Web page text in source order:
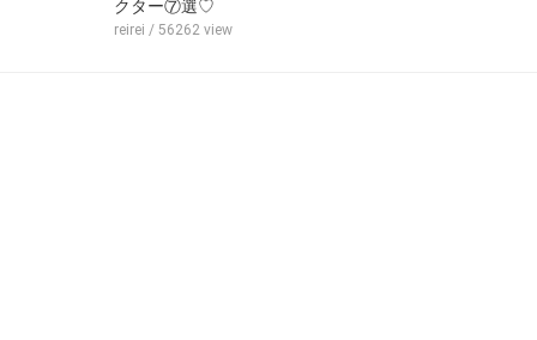
クター⑦選♡
reirei / 56262 view